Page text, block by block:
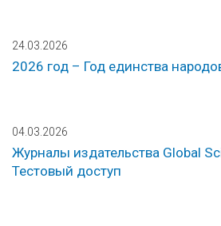
24.03.2026
2026 год – Год единства
04.03.2026
Журналы издательства Global
Тестовый доступ